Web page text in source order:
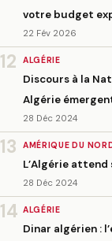
votre budget
22 Fév 2026
12 ALGÉRIE
Discours à la
Algérie
28 Déc 2024
13 AMÉRIQUE DU
L’Algérie attend
28 Déc 2024
14 ALGÉRIE
Dinar algérien :